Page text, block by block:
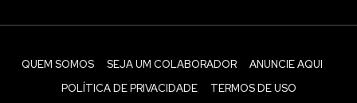
QUEM SOMOS SEJA UM COLABORADOR
ANUNCIE AQUI
POLÍTICA DE PRIVACIDADE
TERMOS DE USO